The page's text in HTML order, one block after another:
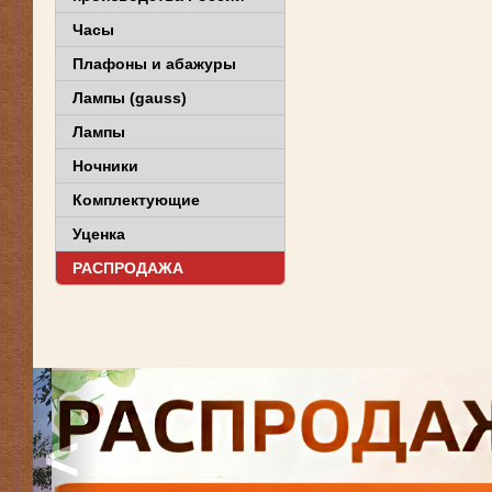
Часы
Плафоны и абажуры
Лампы (gauss)
Лампы
Ночники
Комплектующие
Уценка
РАСПРОДАЖА